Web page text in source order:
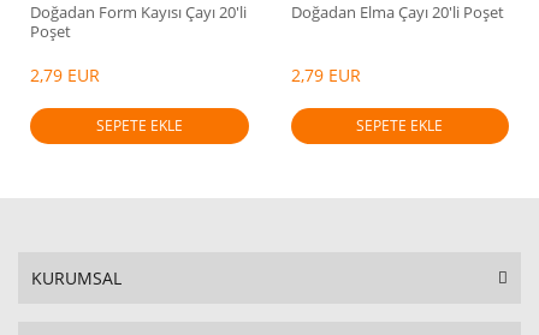
Doğadan Form Kayısı Çayı 20'li
Poşet
2,79 EUR
SEPETE EKLE
Doğadan Elma Çayı 20'li Poşet
2,79 EUR
SEPETE EKLE
KURUMSAL